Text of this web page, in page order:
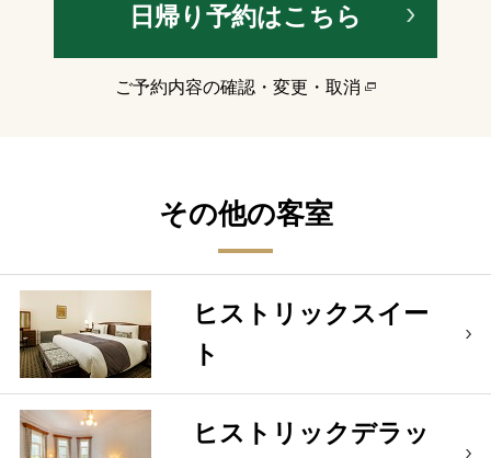
日帰り予約はこちら
ご予約内容の確認・変更・取消
その他の客室
ヒストリックスイー
ト
ヒストリックデラッ